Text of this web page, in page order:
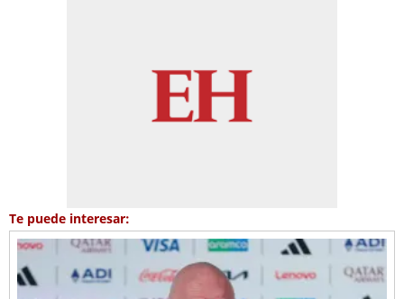
Te puede interesar: